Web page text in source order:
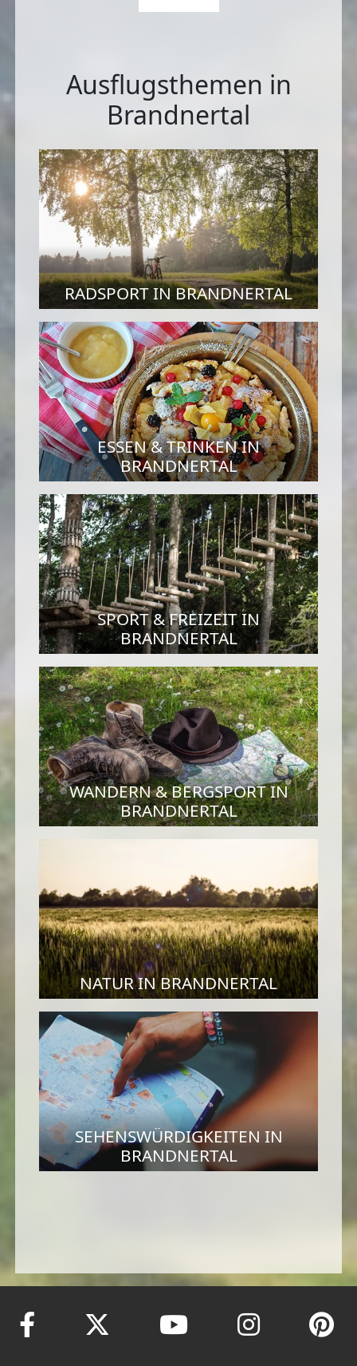
Ausflugsthemen in
Brandnertal
RADSPORT IN BRANDNERTAL
ESSEN & TRINKEN IN
BRANDNERTAL
SPORT & FREIZEIT IN
BRANDNERTAL
WANDERN & BERGSPORT IN
BRANDNERTAL
NATUR IN BRANDNERTAL
SEHENSWÜRDIGKEITEN IN
BRANDNERTAL